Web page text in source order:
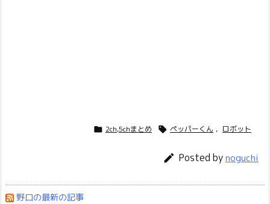
 2ch,5chまとめ  ペッパーくん , ロボット
 Posted bynoguchi
野口の最新の記事